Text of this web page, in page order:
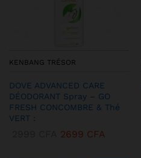
KENBANG TRÉSOR
DOVE ADVANCED CARE
DÉODORANT Spray – GO
FRESH CONCOMBRE & Thé
VERT :
2699 CFA